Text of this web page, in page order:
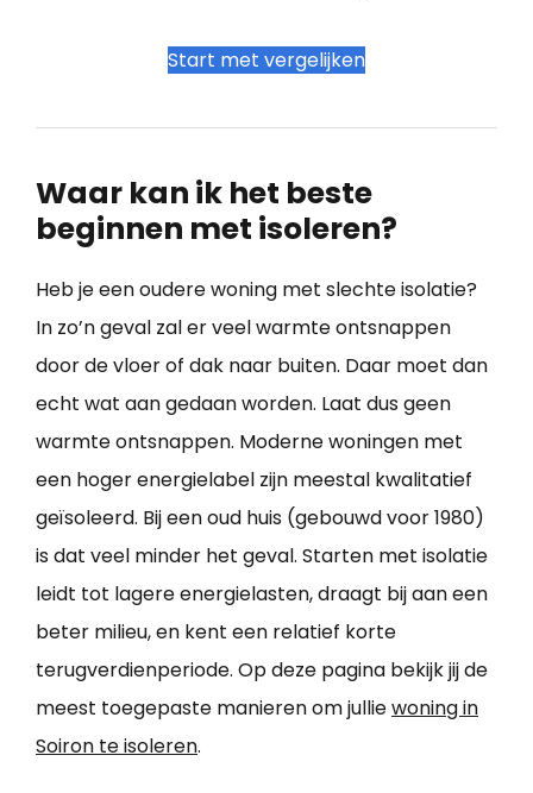
Start met vergelijken
Waar kan ik het beste
beginnen met isoleren?
Heb je een oudere woning met slechte isolatie?
In zo’n geval zal er veel warmte ontsnappen
door de vloer of dak naar buiten. Daar moet dan
echt wat aan gedaan worden. Laat dus geen
warmte ontsnappen. Moderne woningen met
een hoger energielabel zijn meestal kwalitatief
geïsoleerd. Bij een oud huis (gebouwd voor 1980)
is dat veel minder het geval. Starten met isolatie
leidt tot lagere energielasten, draagt bij aan een
beter milieu, en kent een relatief korte
terugverdienperiode. Op deze pagina bekijk jij de
meest toegepaste manieren om julliewoning in
Soiron te isoleren.